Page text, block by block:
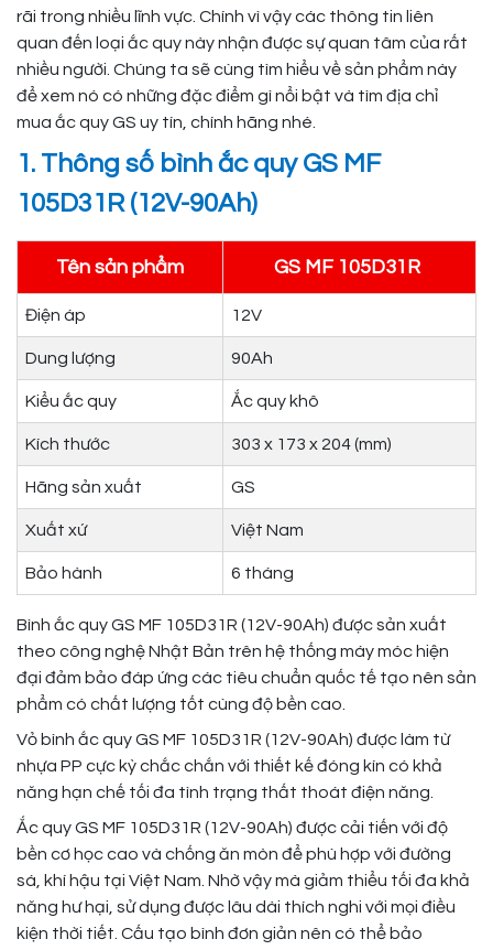
rãi trong nhiều lĩnh vực. Chính vì vậy các thông tin liên
quan đến loại ắc quy này nhận được sự quan tâm của rất
nhiều người. Chúng ta sẽ cùng tìm hiểu về sản phẩm này
để xem nó có những đặc điểm gì nổi bật và tìm địa chỉ
mua ắc quy GS uy tín, chính hãng nhé.
1. Thông số bình ắc quy GS MF
105D31R (12V-90Ah)
Tên sản phẩm GS MF 105D31R
Điện áp 12V
Dung lượng 90Ah
Kiểu ắc quy Ắc quy khô
Kích thước 303 x 173 x 204 (mm)
Hãng sản xuất GS
Xuất xứ Việt Nam
Bảo hành 6 tháng
Bình ắc quy GS MF 105D31R (12V-90Ah) được sản xuất
theo công nghệ Nhật Bản trên hệ thống máy móc hiện
đại đảm bảo đáp ứng các tiêu chuẩn quốc tế tạo nên sản
phẩm có chất lượng tốt cùng độ bền cao.
Vỏ bình ắc quy GS MF 105D31R (12V-90Ah) được làm từ
nhựa PP cực kỳ chắc chắn với thiết kế đóng kín có khả
năng hạn chế tối đa tình trạng thất thoát điện năng.
Ắc quy GS MF 105D31R (12V-90Ah) được cải tiến với độ
bền cơ học cao và chống ăn mòn để phù hợp với đường
sá, khí hậu tại Việt Nam. Nhờ vậy mà giảm thiểu tối đa khả
năng hư hại, sử dụng được lâu dài thích nghi với mọi điều
kiện thời tiết. Cấu tạo bình đơn giản nên có thể bảo